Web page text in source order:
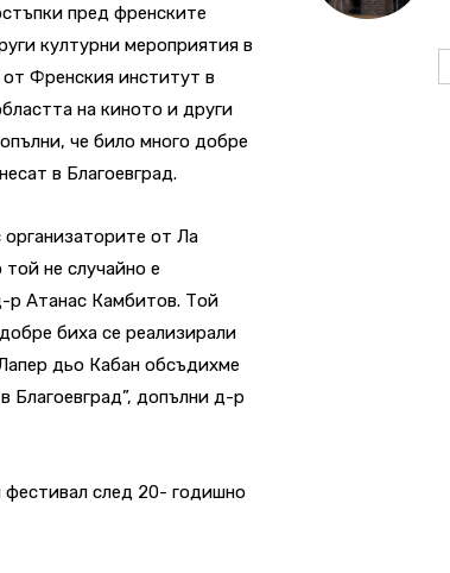
пред френските
културни мероприятия в
от Френския институт в
на киното и други
че било много добре
в Благоевград.
организаторите от Ла
не случайно е
р Атанас Камбитов. Той
биха се реализирали
дьо Кабан обсъдихме
Благоевград”, допълни д-р
фестивал след 20- годишно